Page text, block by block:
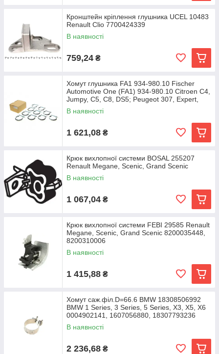
Кронштейн кріплення глушника UCEL 10483
Renault Clio 7700424339
В наявності
759,24 ₴
Хомут глушника FA1 934-980.10 Fischer
Automotive One (FA1) 934-980.10 Citroen C4,
Jumpy, C5, C8, DS5; Peugeot 307, Expert,
807,
В наявності
1 621,08 ₴
Крюк вихлопної системи BOSAL 255207
Renault Megane, Scenic, Grand Scenic
В наявності
1 067,04 ₴
Крюк вихлопної системи FEBI 29585 Renault
Megane, Scenic, Grand Scenic 8200035448,
8200310006
В наявності
1 415,88 ₴
Хомут саж.філ.D=66.6 BMW 18308506992
BMW 1 Series, 3 Series, 5 Series, X3, X5, X6
0004902141, 1607056880, 18307793236
В наявності
2 236,68 ₴